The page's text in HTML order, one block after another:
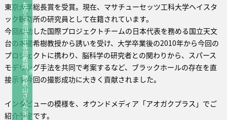
東京大学総長賞を受賞。現在、マサチューセッツ工科大学ヘイスタ
ック観測所の研究員として在籍されています。
今回成功した国際プロジェクトチームの日本代表を務める国立天文
台の本間希樹教授から誘いを受け、大学卒業後の2010年から今回の
プロジェクトに携わり、脳科学の研究者との関わりから、スパース
モデリング手法を共同で考案するなど、ブラックホールの存在を直
接示す今回の撮影成功に大きく貢献されました。
インタビューの模様を、オウンドメディア「アオガクプラス」でご
紹介予定です。
左
か
ら、
浦
田
浩
中
等
部
教
頭
（当
時
秋
山
さ
ん
が
所